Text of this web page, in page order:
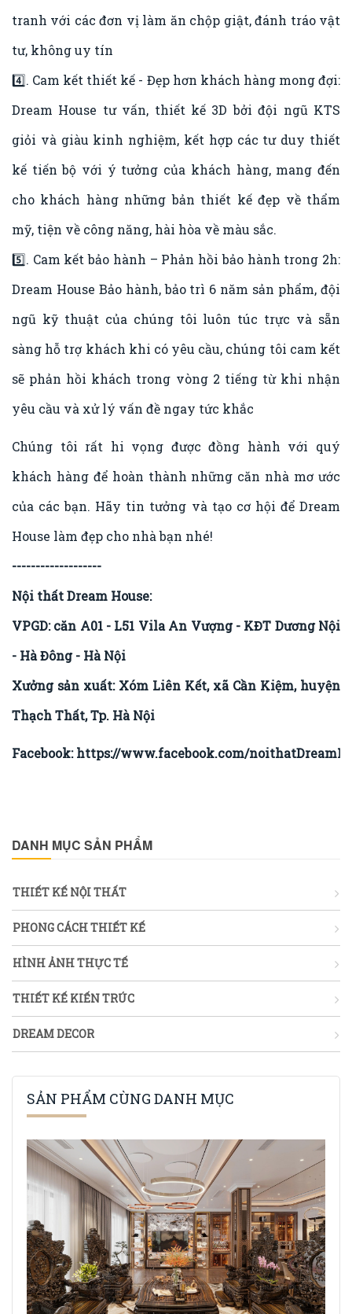
tranh với các đơn vị làm ăn chộp giật, đánh tráo vật
tư, không uy tín
4️⃣. Cam kết thiết kế - Đẹp hơn khách hàng mong đợi:
Dream House tư vấn, thiết kế 3D bởi đội ngũ KTS
giỏi và giàu kinh nghiệm, kết hợp các tư duy thiết
kế tiến bộ với ý tưởng của khách hàng, mang đến
cho khách hàng những bản thiết kế đẹp về thẩm
mỹ, tiện về công năng, hài hòa về màu sắc.
5️⃣. Cam kết bảo hành – Phản hồi bảo hành trong 2h:
Dream House Bảo hành, bảo trì 6 năm sản phẩm, đội
ngũ kỹ thuật của chúng tôi luôn túc trực và sẵn
sàng hỗ trợ khách khi có yêu cầu, chúng tôi cam kết
sẽ phản hồi khách trong vòng 2 tiếng từ khi nhận
yêu cầu và xử lý vấn đề ngay tức khắc
Chúng tôi rất hi vọng được đồng hành với quý
khách hàng để hoàn thành những căn nhà mơ ước
của các bạn. Hãy tin tưởng và tạo cơ hội để Dream
House làm đẹp cho nhà bạn nhé!
-------------------
Nội thất Dream House:
VPGD: căn A01 - L51 Vila An Vượng - KĐT Dương Nội
- Hà Đông - Hà Nội
Xưởng sản xuất: Xóm Liên Kết, xã Cần Kiệm, huyện
Thạch Thất, Tp. Hà Nội
Facebook:https://www.facebook.com/
DANH MỤC SẢN PHẨM
THIẾT KẾ NỘI THẤT
PHONG CÁCH THIẾT KẾ
HÌNH ẢNH THỰC TẾ
THIẾT KẾ KIẾN TRÚC
DREAM DECOR
SẢN PHẨM CÙNG DANH MỤC